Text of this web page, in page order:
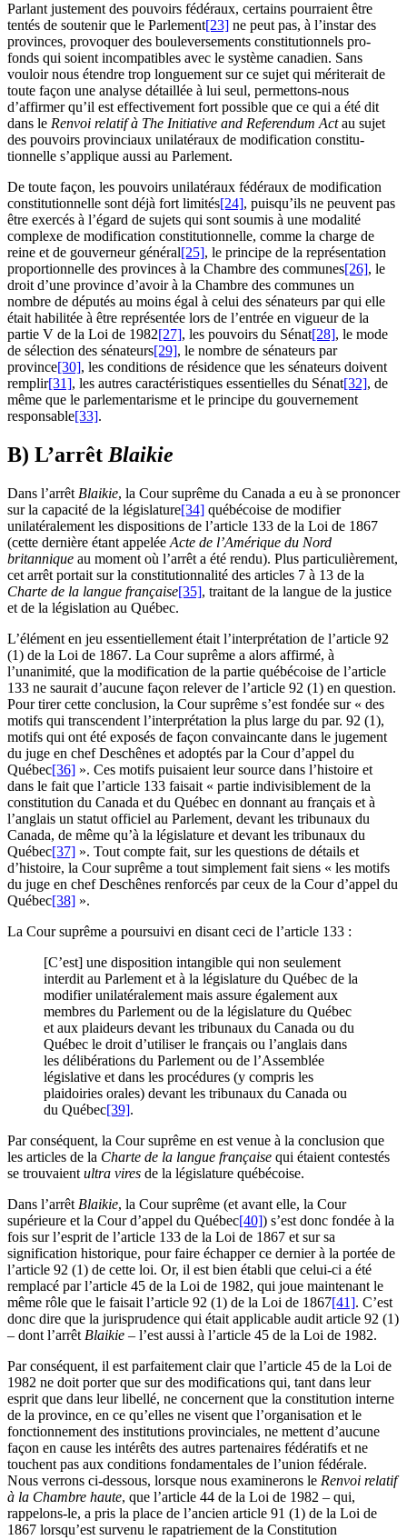
Parlant justement des pouvoirs fédéraux, certains pourraient être
tentés de soutenir que le Parlement[23] ne peut pas, à l’instar des
provinces, provoquer des bouleversements constitutionnels pro-
fonds qui soient incompatibles avec le système canadien. Sans
vouloir nous étendre trop longuement sur ce sujet qui mériterait de
toute façon une analyse détaillée à lui seul, permettons-nous
d’affirmer qu’il est effectivement fort possible que ce qui a été dit
dans le Renvoi relatif à The Initiative and Referendum Actau sujet
des pouvoirs provinciaux unilatéraux de modification constitu-
tionnelle s’applique aussi au Parlement.
De toute façon, les pouvoirs unilatéraux fédéraux de modification
constitutionnelle sont déjà fort limités[24], puisqu’ils ne peuvent pas
être exercés à l’égard de sujets qui sont soumis à une modalité
complexe de modification constitutionnelle, comme la charge de
reine et de gouverneur général[25], le principe de la représentation
proportionnelle des provinces à la Chambre des communes[26], le
droit d’une province d’avoir à la Chambre des communes un
nombre de députés au moins égal à celui des sénateurs par qui elle
était habilitée à être représentée lors de l’entrée en vigueur de la
partie V de la Loi de 1982[27], les pouvoirs du Sénat[28], le mode
de sélection des sénateurs[29], le nombre de sénateurs par
province[30], les conditions de résidence que les sénateurs doivent
remplir[31], les autres caractéristiques essentielles du Sénat[32], de
même que le parlementarisme et le principe du gouvernement
responsable[33].
B) L’arrêt Blaikie
Dans l’arrêt Blaikie, la Cour suprême du Canada a eu à se prononcer
sur la capacité de la législature[34] québécoise de modifier
unilatéralement les dispositions de l’article 133 de la Loi de 1867
(cette dernière étant appelée Acte de l’Amérique du Nord
britannique au moment où l’arrêt a été rendu). Plus particulièrement,
cet arrêt portait sur la constitutionnalité des articles 7 à 13 de la
Charte de la langue française[35], traitant de la langue de la justice
et de la législation au Québec.
L’élément en jeu essentiellement était l’interprétation de l’article 92
(1) de la Loi de 1867. La Cour suprême a alors affirmé, à
l’unanimité, que la modification de la partie québécoise de l’article
133 ne saurait d’aucune façon relever de l’article 92 (1) en question.
Pour tirer cette conclusion, la Cour suprême s’est fondée sur « des
motifs qui transcendent l’interprétation la plus large du par. 92 (1),
motifs qui ont été exposés de façon convaincante dans le jugement
du juge en chef Deschênes et adoptés par la Cour d’appel du
Québec[36] ». Ces motifs puisaient leur source dans l’histoire et
dans le fait que l’article 133 faisait « partie indivisiblement de la
constitution du Canada et du Québec en donnant au français et à
l’anglais un statut officiel au Parlement, devant les tribunaux du
Canada, de même qu’à la législature et devant les tribunaux du
Québec[37] ». Tout compte fait, sur les questions de détails et
d’histoire, la Cour suprême a tout simplement fait siens « les motifs
du juge en chef Deschênes renforcés par ceux de la Cour d’appel du
Québec[38] ».
La Cour suprême a poursuivi en disant ceci de l’article 133 :
[C’est] une disposition intangible qui non seulement
interdit au Parlement et à la législature du Québec de la
modifier unilatéralement mais assure également aux
membres du Parlement ou de la législature du Québec
et aux plaideurs devant les tribunaux du Canada ou du
Québec le droit d’utiliser le français ou l’anglais dans
les délibérations du Parlement ou de l’Assemblée
législative et dans les procédures (y compris les
plaidoiries orales) devant les tribunaux du Canada ou
du Québec[39].
Par conséquent, la Cour suprême en est venue à la conclusion que
les articles de la Charte de la langue française qui étaient contestés
se trouvaient ultra vires de la législature québécoise.
Dans l’arrêt Blaikie, la Cour suprême (et avant elle, la Cour
supérieure et la Cour d’appel du Québec[40]) s’est donc fondée à la
fois sur l’esprit de l’article 133 de la Loi de 1867 et sur sa
signification historique, pour faire échapper ce dernier à la portée de
l’article 92 (1) de cette loi. Or, il est bien établi que celui-ci a été
remplacé par l’article 45 de la Loi de 1982, qui joue maintenant le
même rôle que le faisait l’article 92 (1) de la Loi de 1867[41]. C’est
donc dire que la jurisprudence qui était applicable audit article 92 (1)
– dont l’arrêt Blaikie – l’est aussi à l’article 45 de la Loi de 1982.
Par conséquent, il est parfaitement clair que l’article 45 de la Loi de
1982 ne doit porter que sur des modifications qui, tant dans leur
esprit que dans leur libellé, ne concernent que la constitution interne
de la province, en ce qu’elles ne visent que l’organisation et le
fonctionnement des institutions provinciales, ne mettent d’aucune
façon en cause les intérêts des autres partenaires fédératifs et ne
touchent pas aux conditions fondamentales de l’union fédérale.
Nous verrons ci-dessous, lorsque nous examinerons le Renvoi relatif
à la Chambre haute, que l’article 44 de la Loi de 1982 – qui,
rappelons-le, a pris la place de l’ancien article 91 (1) de la Loi de
1867 lorsqu’est survenu le rapatriement de la Constitution